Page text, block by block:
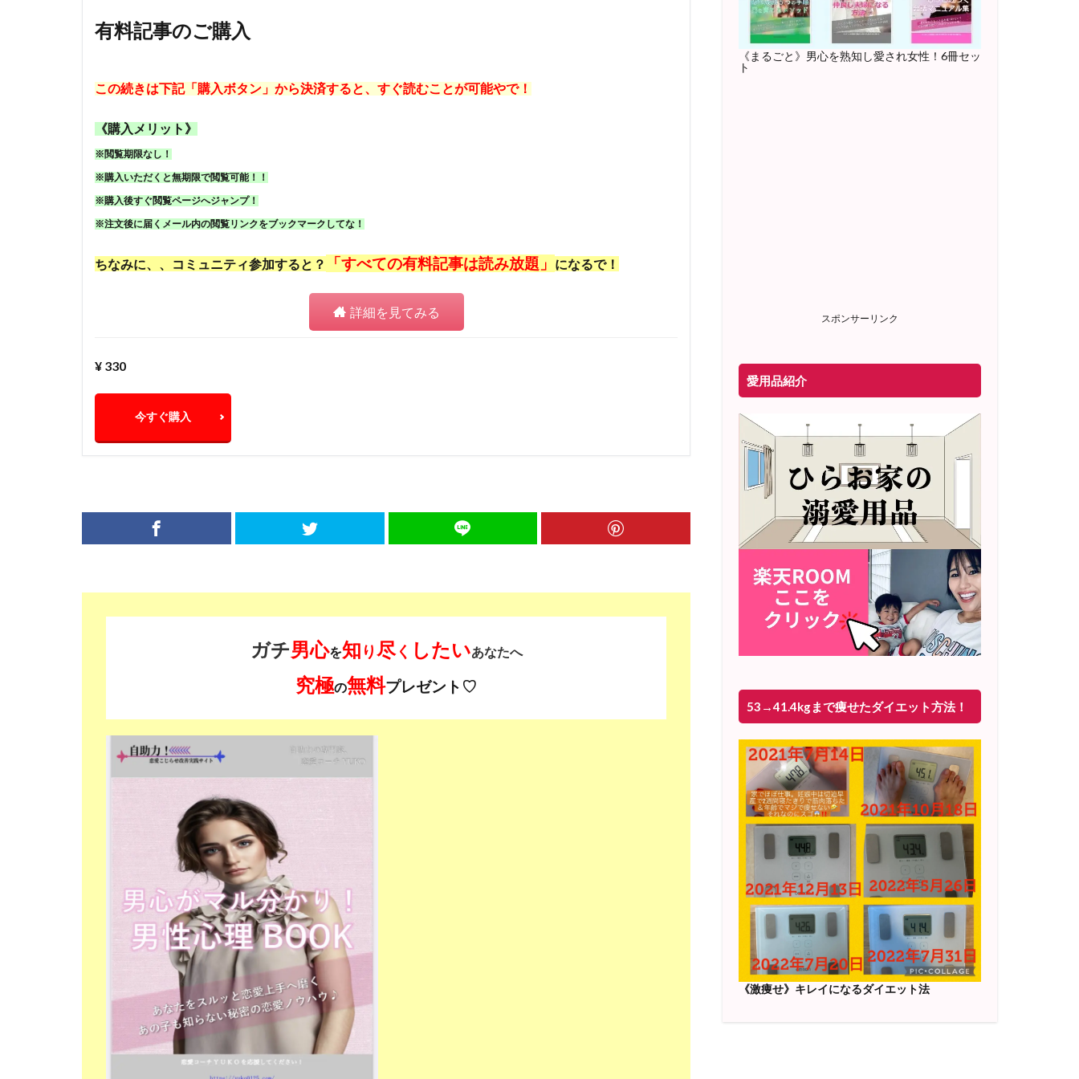
有料記事のご購入
この続きは下記「購入ボタン」から決済すると、すぐ読むことが可能やで！
《購入メリット》
※閲覧期限なし！
※購入いただくと無期限で閲覧可能！！
※購入後すぐ閲覧ページへジャンプ！
※注文後に届くメール内の閲覧リンクをブックマークしてな！
ちなみに、、コミュニティ参加すると？ 「すべての有料記事は読み放題」 になるで！
詳細を見てみる
¥ 330
今すぐ購入
ガチ男心を知 り尽く したいあなたへ
究極の無料プレゼント♡
《まるごと》男心を熟知し愛され女性！6冊セッ
ト
スポンサーリンク
愛用品紹介
53→41.4kgまで痩せたダイエット方法！
《激痩せ》キレイになるダイエット法